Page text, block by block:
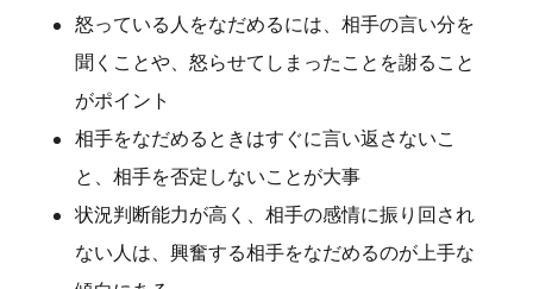
怒っている人をなだめるには、相手の言い分を
聞くことや、怒らせてしまったことを謝ること
がポイント
相手をなだめるときはすぐに言い返さないこ
と、相手を否定しないことが大事
状況判断能力が高く、相手の感情に振り回され
ない人は、興奮する相手をなだめるのが上手な